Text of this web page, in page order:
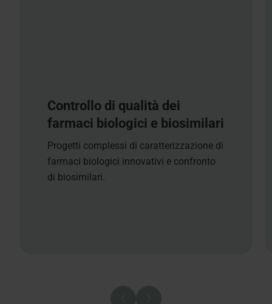
Controllo di qualità dei
farmaci biologici e biosimilari
Progetti complessi di caratterizzazione di
farmaci biologici innovativi e confronto
di biosimilari.